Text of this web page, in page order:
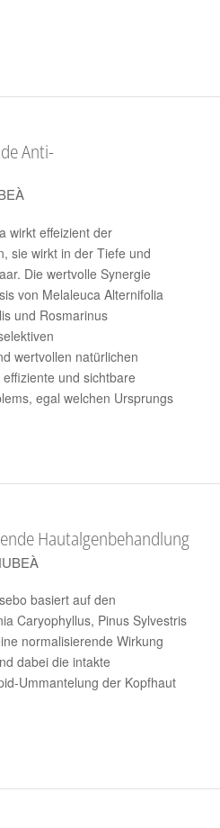
Anti-
wirkt effeizient der
sie wirkt in der Tiefe und
Die wertvolle Synergie
von Melaleuca Alternifolia
und Rosmarinus
wertvollen natürlichen
und sichtbare
egal welchen Ursprungs
Hautalgenbehandlung
basiert auf den
Caryophyllus, Pinus Sylvestris
normalisierende Wirkung
dabei die intakte
Ummantelung der Kopfhaut